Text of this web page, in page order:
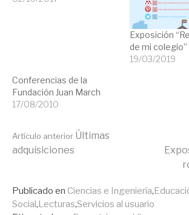
Exposición
de mi colegio”
19/03/2019
Conferencias de la
Fundación Juan March
17/08/2010
Seguir
leyendo
Artículo anterior Últimas
adquisiciones
Publicado en Ciencias e Ingeniería,
Social,Lecturas,Servicios al usuario